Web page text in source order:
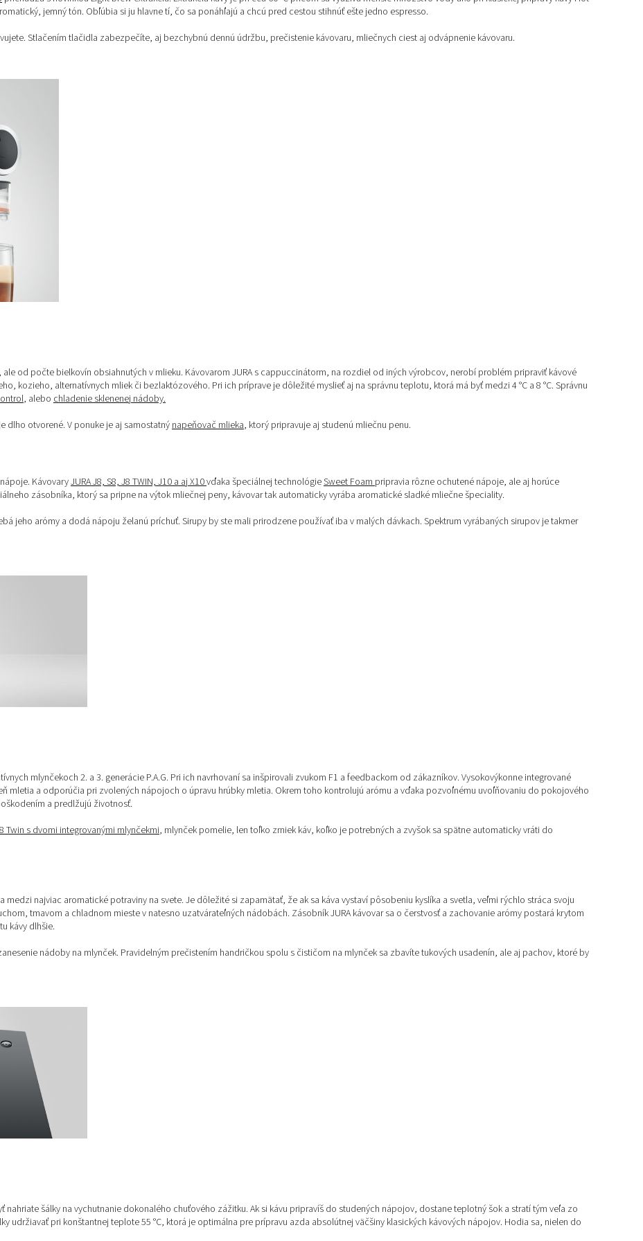
jemný tón. Obľúbia si ju hlavne tí, čo sa ponáhľajú a chcú pred cestou stihnúť ešte jedno espresso.
Stlačením tlačidla zabezpečíte, aj bezchybnú dennú údržbu, prečistenie kávovaru, mliečnych ciest aj odvápnenie kávovaru.
od počte bielkovín obsiahnutých v mlieku. Kávovarom JURA s cappuccinátorm, na rozdiel od iných výrobcov, nerobí problém pripraviť kávové
kozieho, alternatívnych mliek či bezlaktózového. Pri ich príprave je dôležité myslieť aj na správnu teplotu, ktorá má byť medzi 4 °C a 8 °C. Správnu
, alebo chladenie sklenenej nádoby.
dlho otvorené. V ponuke je aj samostatný napeňovač mlieka, ktorý pripravuje aj studenú mliečnu penu.
KávovaryJURA J8, S8, J8 TWIN, J10 a aj X10vďaka špeciálnej technológieSweet Foam pripravia rôzne ochutené nápoje, ale aj horúce
zásobníka, ktorý sa pripne na výtok mliečnej peny, kávovar tak automaticky vyrába aromatické sladké mliečne špeciality.
jeho arómy a dodá nápoju želanú príchuť. Sirupy by ste mali prirodzene používať iba v malých dávkach. Spektrum vyrábaných sirupov je takmer
mlynčekoch 2. a 3. generácie P.A.G. Pri ich navrhovaní sa inšpirovali zvukom F1 a feedbackom od zákazníkov. Vysokovýkonne integrované
mletia a odporúčia pri zvolených nápojoch o úpravu hrúbky mletia. Okrem toho kontrolujú arómu a vďaka pozvoľnému uvoľňovaniu do pokojového
a predlžujú životnosť.
Twin s dvomi integrovanými mlynčekmi, mlynček pomelie, len toľko zrniek káv, koľko je potrebných a zvyšok sa spätne automaticky vráti do
najviac aromatické potraviny na svete. Je dôležité si zapamätať, že ak sa káva vystaví pôsobeniu kyslíka a svetla, veľmi rýchlo stráca svoju
tmavom a chladnom mieste v natesno uzatvárateľných nádobách. Zásobník JURA kávovar sa o čerstvosť a zachovanie arómy postará krytom
kávy dlhšie.
nádoby na mlynček. Pravidelným prečistením handričkou spolu s čističom na mlynček sa zbavíte tukových usadenín, ale aj pachov, ktoré by
nahriate šálky na vychutnanie dokonalého chuťového zážitku. Ak si kávu pripravíš do studených nápojov, dostane teplotný šok a stratí tým veľa zo
udržiavať pri konštantnej teplote 55 °C, ktorá je optimálna pre prípravu azda absolútnej väčšiny klasických kávových nápojov. Hodia sa, nielen do